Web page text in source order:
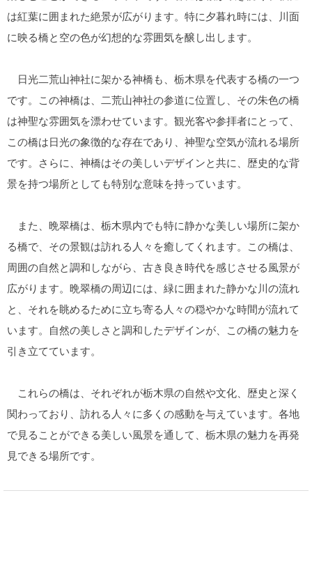
は紅葉に囲まれた絶景が広がります。特に夕暮れ時には、川面
に映る橋と空の色が幻想的な雰囲気を醸し出します。
日光二荒山神社に架かる神橋も、栃木県を代表する橋の一つ
です。この神橋は、二荒山神社の参道に位置し、その朱色の橋
は神聖な雰囲気を漂わせています。観光客や参拝者にとって、
この橋は日光の象徴的な存在であり、神聖な空気が流れる場所
です。さらに、神橋はその美しいデザインと共に、歴史的な背
景を持つ場所としても特別な意味を持っています。
また、晩翠橋は、栃木県内でも特に静かな美しい場所に架か
る橋で、その景観は訪れる人々を癒してくれます。この橋は、
周囲の自然と調和しながら、古き良き時代を感じさせる風景が
広がります。晩翠橋の周辺には、緑に囲まれた静かな川の流れ
と、それを眺めるために立ち寄る人々の穏やかな時間が流れて
います。自然の美しさと調和したデザインが、この橋の魅力を
引き立てています。
これらの橋は、それぞれが栃木県の自然や文化、歴史と深く
関わっており、訪れる人々に多くの感動を与えています。各地
で見ることができる美しい風景を通して、栃木県の魅力を再発
見できる場所です。